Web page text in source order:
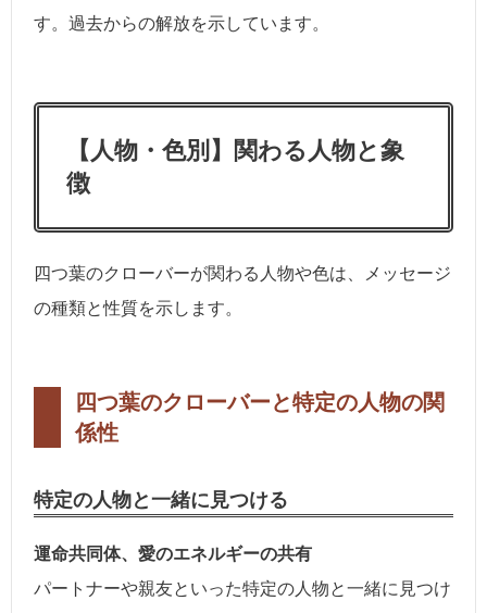
す。過去からの解放を示しています。
【人物・色別】関わる人物と象
徴
四つ葉のクローバーが関わる人物や色は、メッセージ
の種類と性質を示します。
四つ葉のクローバーと特定の人物の関
係性
特定の人物と一緒に見つける
運命共同体、愛のエネルギーの共有
パートナーや親友といった特定の人物と一緒に見つけ